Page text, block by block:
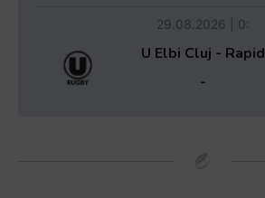
29.08.2026 | 0:
U Elbi Cluj - Rapid
-